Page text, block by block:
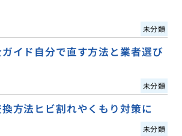
未分類
イド自分で直す方法と業者選び
未分類
方法ヒビ割れやくもり対策に
未分類